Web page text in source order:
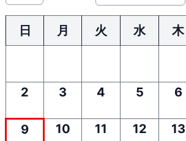
日 月 火 水 木
2 3 4 5 6
9 10 11 12 13